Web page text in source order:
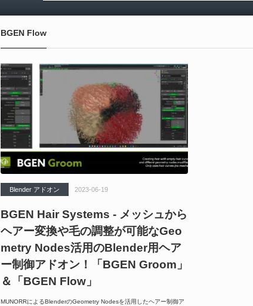
BGEN Flow
Blender アドオン 2023-06-19
BGEN Hair Systems - メッシュから
ヘアー変換や毛の調整が可能なGeo
metry Nodes活用のBlender用ヘア
ー制御アドオン！「BGEN Groom」
＆「BGEN Flow」
MUNORRによるBlenderのGeometry Nodesを活用したヘアー制御ア